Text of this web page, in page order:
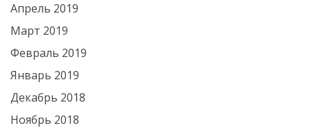
Апрель 2019
Март 2019
Февраль 2019
Январь 2019
Декабрь 2018
Ноябрь 2018